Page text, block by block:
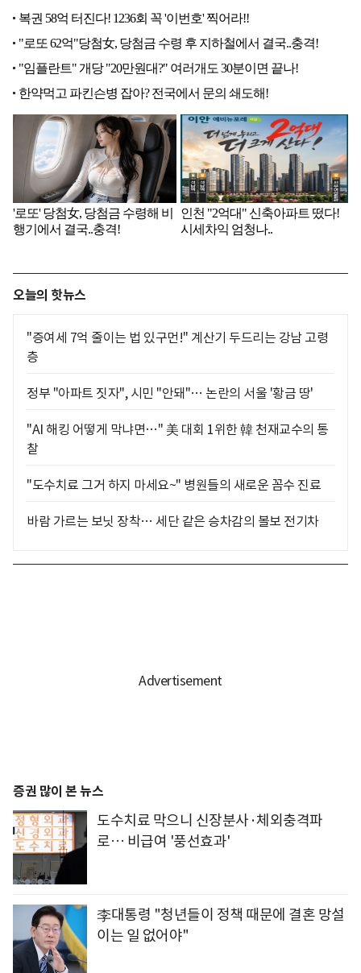
오늘의 핫뉴스
"증여세 7억 줄이는 법 있구먼!" 계산기 두드리는 강남 고령
층
정부 "아파트 짓자", 시민 "안돼"… 논란의 서울 '황금 땅'
"AI 해킹 어떻게 막냐면…" 美 대회 1위한 韓 천재교수의 통
찰
"도수치료 그거 하지 마세요~" 병원들의 새로운 꼼수 진료
바람 가르는 보닛 장착… 세단 같은 승차감의 볼보 전기차
증권 많이 본 뉴스
도수치료 막으니 신장분사·체외충격파
로… 비급여 '풍선효과'
李대통령 "청년들이 정책 때문에 결혼 망설
이는 일 없어야"